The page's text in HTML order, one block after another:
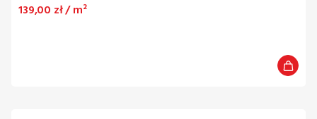
Cena
139,00 zł / m²